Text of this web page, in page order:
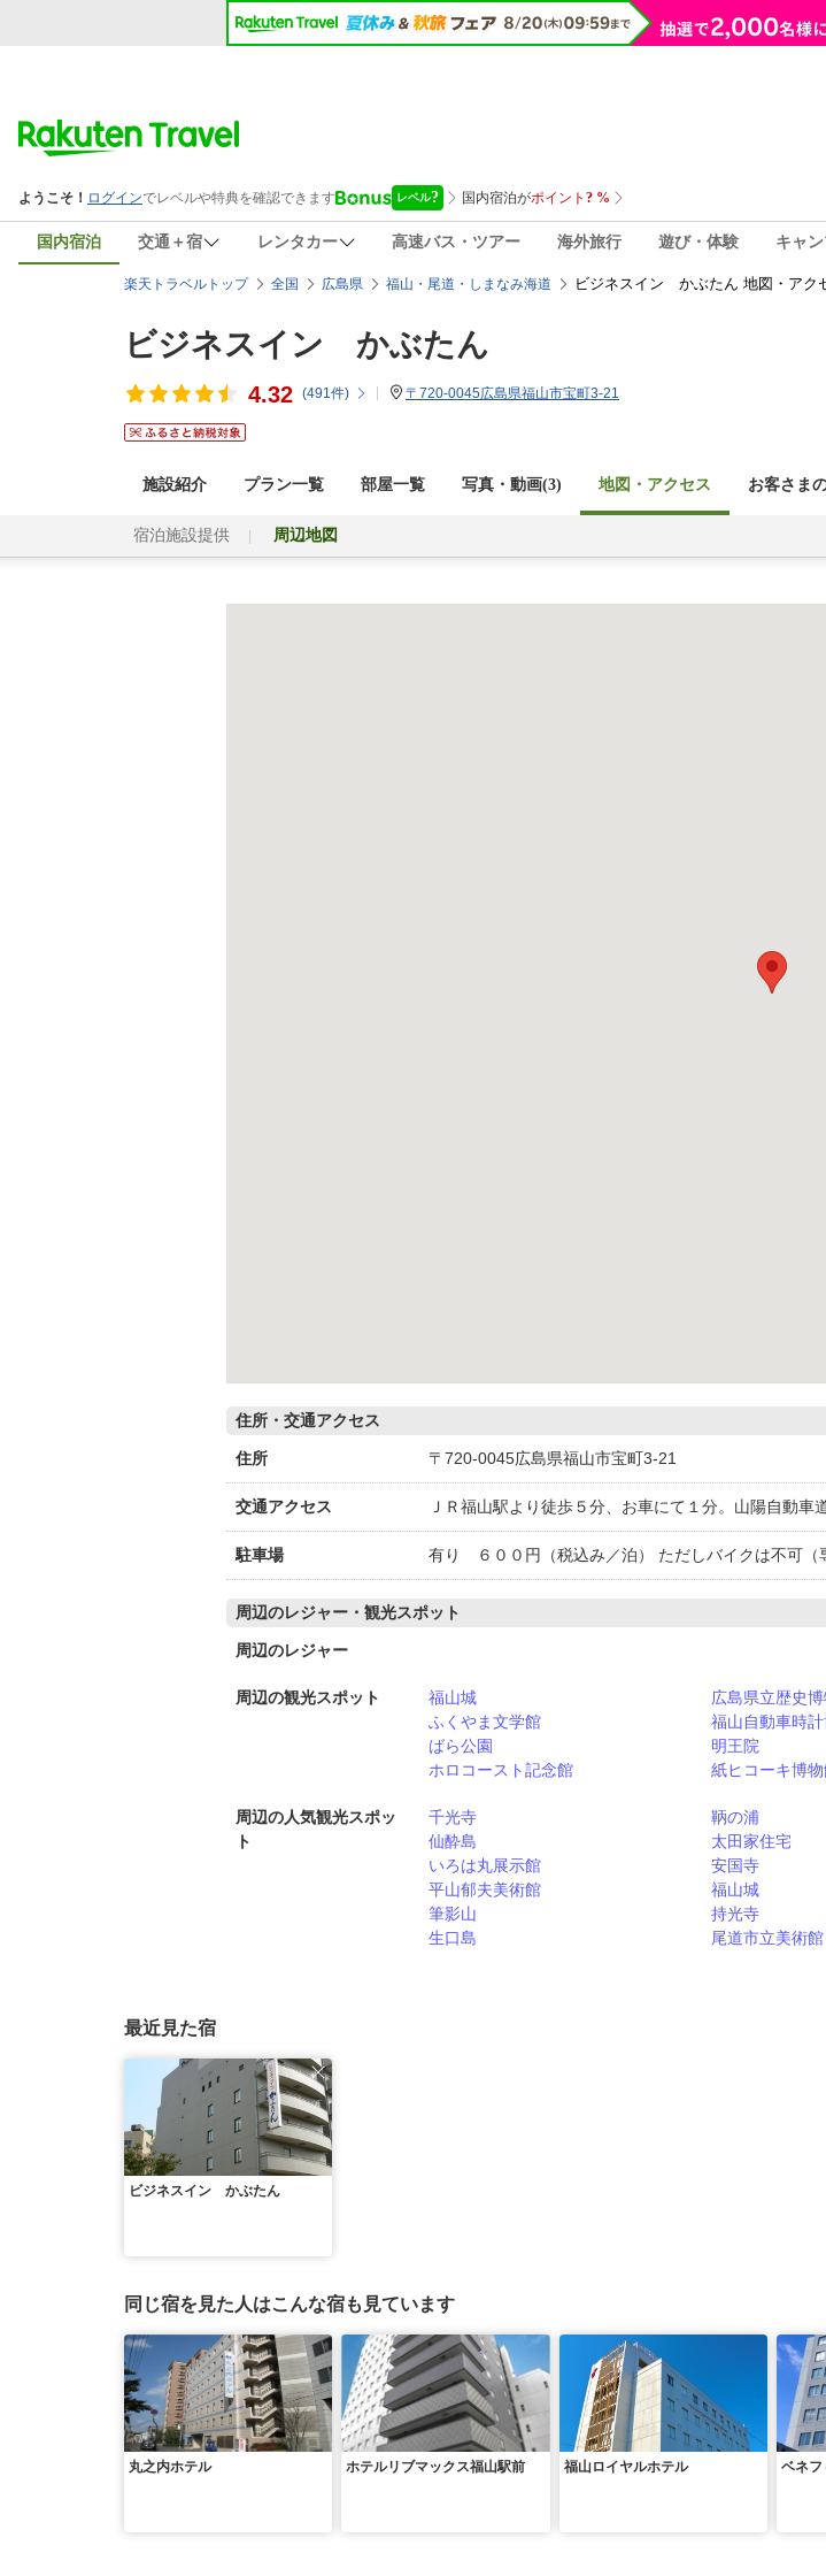
国内宿泊 交通＋宿 レンタカー 高速バス・ツアー 海外旅行 遊び・体験 キャ
楽天トラベルトップ 全国 広島県 福山・尾道・しまなみ海道 ビジネスイン かぶたん 地図・アク
ビジネスイン かぶたん
4.32 (491件) 〒720-0045広島県福山市宝町3-21
施設紹介 プラン一覧 部屋一覧 写真・動画(3) 地図・アクセス お客さま
宿泊施設提供 周辺地図
住所・交通アクセス
住所 〒720-0045広島県福山市宝町3-21
交通アクセス ＪＲ福山駅より徒歩５分、お車にて１分。山陽自動
駐車場 有り ６００円（税込み／泊） ただしバイクは不可（
周辺のレジャー・観光スポット
周辺のレジャー
周辺の観光スポット 福山城 広島県立歴史
ふくやま文学館
福山自動車時
ばら公園
明王院
ホロコースト記念館
紙ヒコーキ博
周辺の人気観光スポッ
ト
千光寺 鞆の浦
仙酔島
太田家住宅
いろは丸展示館
安国寺
平山郁夫美術館
福山城
筆影山
持光寺
生口島
尾道市立美術館
最近見た宿
ビジネスイン かぶたん
同じ宿を見た人はこんな宿も見ています
丸之内ホテル ホテルリブマックス福山駅前 福山ロイヤルホテル ベネフ